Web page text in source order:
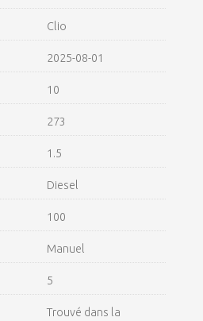
Clio
2025-08-01
10
273
1.5
Diesel
100
Manuel
5
Trouvé dans la